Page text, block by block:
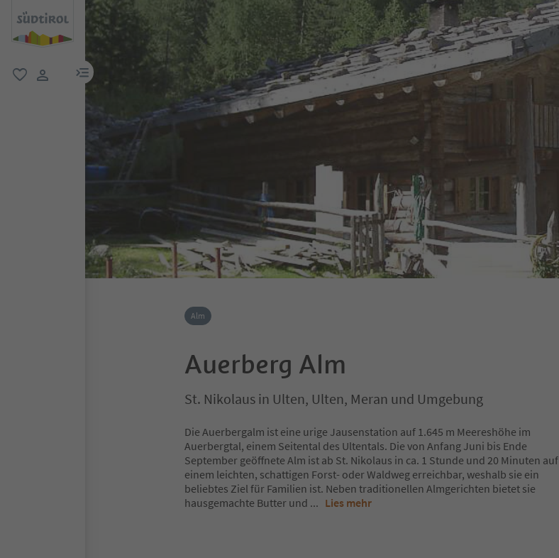
menu link
Alm
Auerberg Alm
St. Nikolaus in Ulten, Ulten, Meran und Umgebung
Die Auerbergalm ist eine urige Jausenstation auf 1.645 m Meereshöhe im
Auerbergtal, einem Seitental des Ultentals. Die von Anfang Juni bis Ende
September geöffnete Alm ist ab St. Nikolaus in ca. 1 Stunde und 20 Minuten auf
einem leichten, schattigen Forst- oder Waldweg erreichbar, weshalb sie ein
beliebtes Ziel für Familien ist. Neben traditionellen Almgerichten bietet sie
hausgemachte Butter und ... Lies mehr